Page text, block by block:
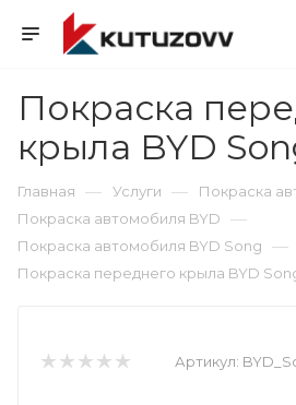
Покраска
крыла BYD
Главная — Услуги — Покраска
Покраска автомобиля BYD —
Покраска автомобиля BYD Song —
Покраска переднего крыла BYD
Артикул: